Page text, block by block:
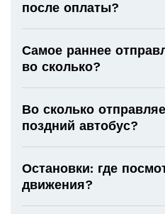
после оплаты?
Самое раннее
во сколько?
Во сколько
поздний автобус?
Остановки: где
движения?